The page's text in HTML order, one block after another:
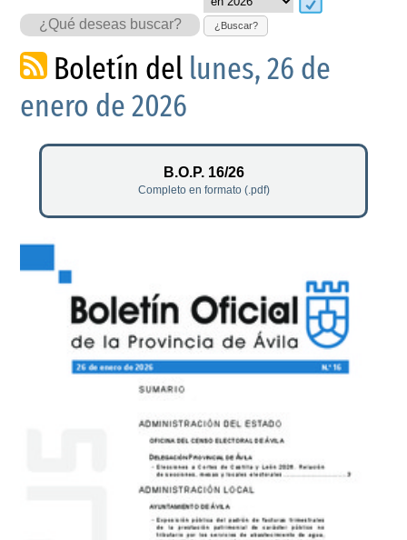
¿Buscar?
Boletín del lunes, 26 de
enero de 2026
B.O.P. 16/26
Completo en formato (.pdf)